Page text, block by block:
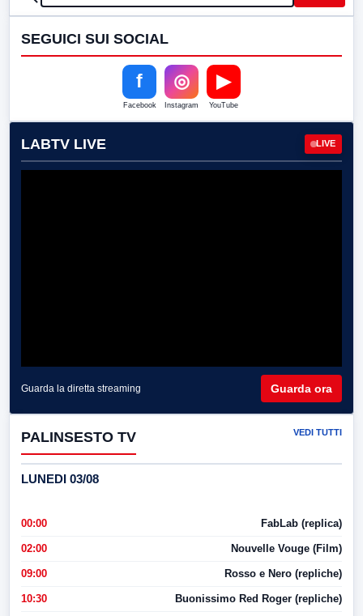
SEGUICI SUI SOCIAL
f
Facebook
◎
Instagram
▶
YouTube
LABTV LIVE LIVE
Guarda la diretta streaming Guarda ora
PALINSESTO TV VEDI TUTTI
LUNEDI 03/08
00:00 FabLab (replica)
02:00 Nouvelle Vouge (Film)
09:00 Rosso e Nero (repliche)
10:30 Buonissimo Red Roger (repliche)